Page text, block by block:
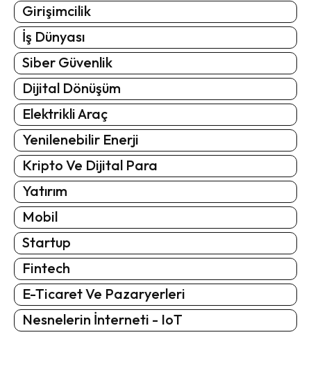
Girişimcilik
İş Dünyası
Siber Güvenlik
Dijital Dönüşüm
Elektrikli Araç
Yenilenebilir Enerji
Kripto Ve Dijital Para
Yatırım
Mobil
Startup
Fintech
E-Ticaret Ve Pazaryerleri
Nesnelerin İnterneti - IoT